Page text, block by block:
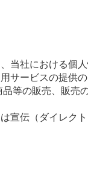
当社における個
サービスの提供
等の販売、販売
宣伝（ダイレク